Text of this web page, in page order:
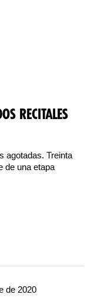
RECITALES
agotadas. Treinta
de una etapa
de 2020